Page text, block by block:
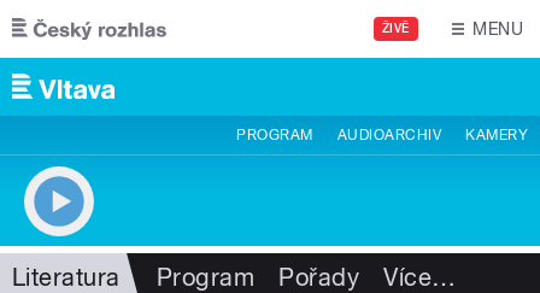
Přejít k hlavnímu obsahu
ŽIVĚ MENU
PROGRAM AUDIOARCHIV KAMERY
Literatura Program Pořady Více…